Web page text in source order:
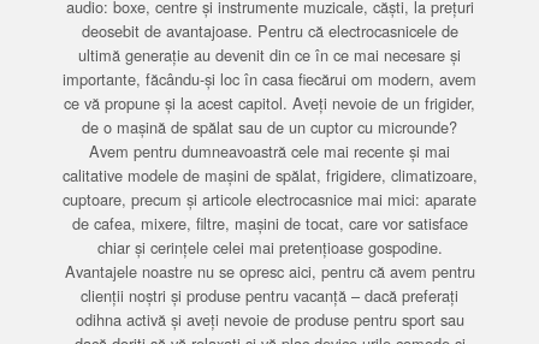
audio: boxe, centre și instrumente muzicale, căști, la prețuri
deosebit de avantajoase. Pentru că electrocasnicele de
ultimă generație au devenit din ce în ce mai necesare și
importante, făcându-și loc în casa fiecărui om modern, avem
ce vă propune și la acest capitol. Aveți nevoie de un frigider,
de o mașină de spălat sau de un cuptor cu microunde?
Avem pentru dumneavoastră cele mai recente și mai
calitative modele de mașini de spălat, frigidere, climatizoare,
cuptoare, precum și articole electrocasnice mai mici: aparate
de cafea, mixere, filtre, mașini de tocat, care vor satisface
chiar și cerințele celei mai pretențioase gospodine.
Avantajele noastre nu se opresc aici, pentru că avem pentru
clienții noștri și produse pentru vacanță – dacă preferați
odihna activă și aveți nevoie de produse pentru sport sau